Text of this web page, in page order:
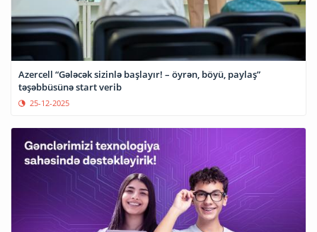
Azercell “Gələcək sizinlə başlayır! – öyrən, böyü, paylaş”
təşəbbüsünə start verib
25-12-2025